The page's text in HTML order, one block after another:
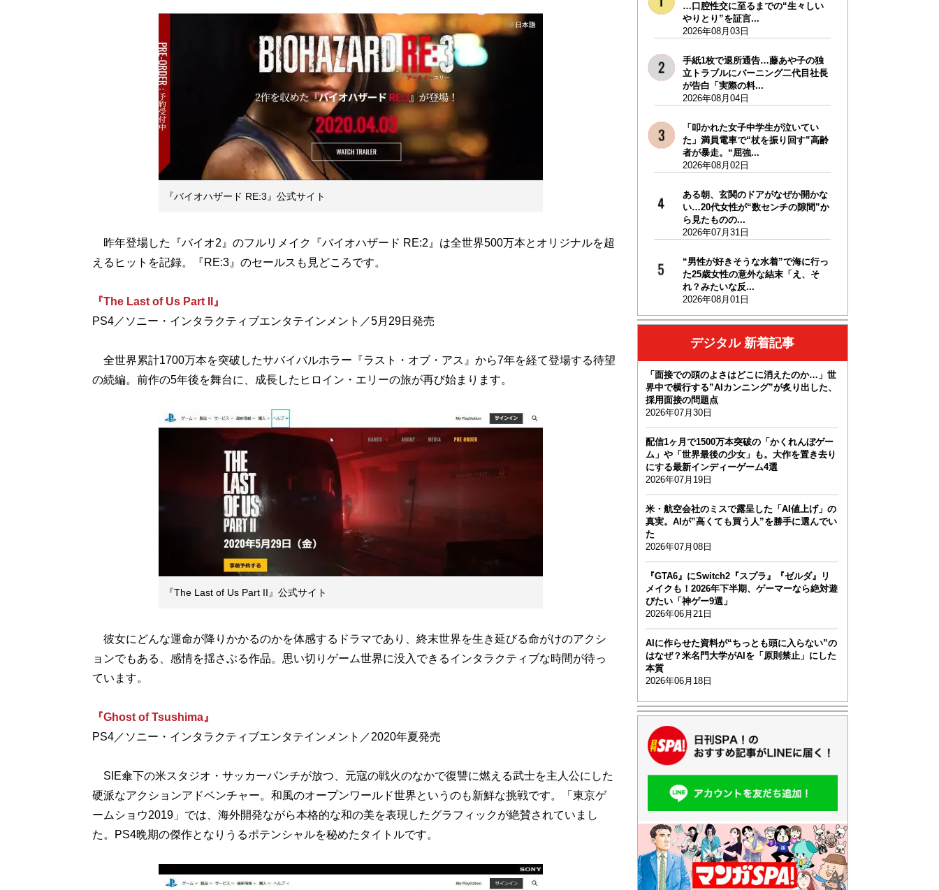
『バイオハザード RE:3』公式サイト
昨年登場した『バイオ2』のフルリメイク『バイオハザード RE:2』は全世界500万本とオリジナルを超
えるヒットを記録。『RE:3』のセールスも見どころです。
『The Last of Us Part II』
PS4／ソニー・インタラクティブエンタテインメント／5月29日発売
全世界累計1700万本を突破したサバイバルホラー『ラスト・オブ・アス』から7年を経て登場する待望
の続編。前作の5年後を舞台に、成長したヒロイン・エリーの旅が再び始まります。
『The Last of Us Part II』公式サイト
彼女にどんな運命が降りかかるのかを体感するドラマであり、終末世界を生き延びる命がけのアクシ
ョンでもある、感情を揺さぶる作品。思い切りゲーム世界に没入できるインタラクティブな時間が待っ
ています。
『Ghost of Tsushima』
PS4／ソニー・インタラクティブエンタテインメント／2020年夏発売
SIE傘下の米スタジオ・サッカーパンチが放つ、元寇の戦火のなかで復讐に燃える武士を主人公にした
硬派なアクションアドベンチャー。和風のオープンワールド世界というのも新鮮な挑戦です。「東京ゲ
ームショウ2019」では、海外開発ながら本格的な和の美を表現したグラフィックが絶賛されていまし
た。PS4晩期の傑作となりうるポテンシャルを秘めたタイトルです。
…口腔性交に至るまでの“生々しい
やりとり”を証言...
2026年08月03日
手紙1枚で退所通告…藤あや子の独
立トラブルにバーニング二代目社長
が告白「実際の料...
2026年08月04日
「叩かれた女子中学生が泣いてい
た」満員電車で“杖を振り回す”高齢
者が暴走。“屈強...
2026年08月02日
ある朝、玄関のドアがなぜか開かな
い…20代女性が“数センチの隙間”か
ら見たものの...
2026年07月31日
“男性が好きそうな水着”で海に行っ
た25歳女性の意外な結末「え、そ
れ？みたいな反...
2026年08月01日
デジタル 新着記事
「面接での頭のよさはどこに消えたのか…」世
界中で横行する”AIカンニング”が炙り出した、
採用面接の問題点
2026年07月30日
配信1ヶ月で1500万本突破の「かくれんぼゲー
ム」や「世界最後の少女」も。大作を置き去り
にする最新インディーゲーム4選
2026年07月19日
米・航空会社のミスで露呈した「AI値上げ」の
真実。AIが”高くても買う人”を勝手に選んでい
た
2026年07月08日
『GTA6』にSwitch2『スプラ』『ゼルダ』リ
メイクも！2026年下半期、ゲーマーなら絶対遊
びたい「神ゲー9選」
2026年06月21日
AIに作らせた資料が“ちっとも頭に入らない”の
はなぜ？米名門大学がAIを「原則禁止」にした
本質
2026年06月18日